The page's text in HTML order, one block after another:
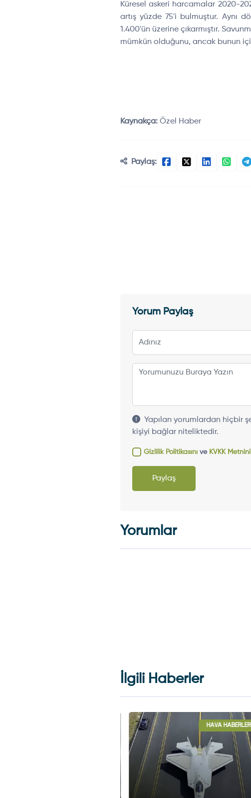
Küresel askeri harcamalar 2020-
artış yüzde 75'i bulmuştur. Aynı
1.400'ün üzerine çıkarmıştır.
mümkün olduğunu, ancak bunun
Kaynakça: Özel Haber
Paylaş:
Yorum Paylaş
Yapılan yorumlardan hiçbir
kişiyi bağlar niteliktedir.
Gizlilik Politikasınıve KVKK Metnini
Paylaş
Yorumlar
İlgili Haberler
HAVA HABERLERI